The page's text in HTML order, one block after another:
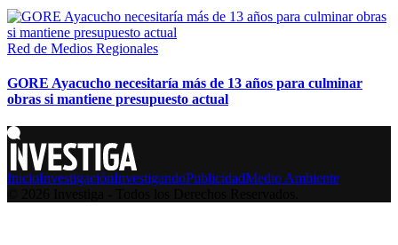
Red de Medios Regionales
GORE Ayacucho necesitaría más de 13 años para culminar
obras si mantiene presupuesto actual
InicioInvestigaciónInvestigandoPublicidadMedio Ambiente